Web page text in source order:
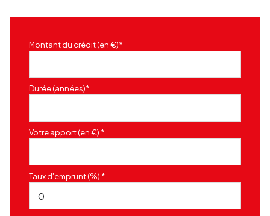
Montant du crédit (en €)*
Durée (années)*
Votre apport (en €) *
Taux d'emprunt (%) *